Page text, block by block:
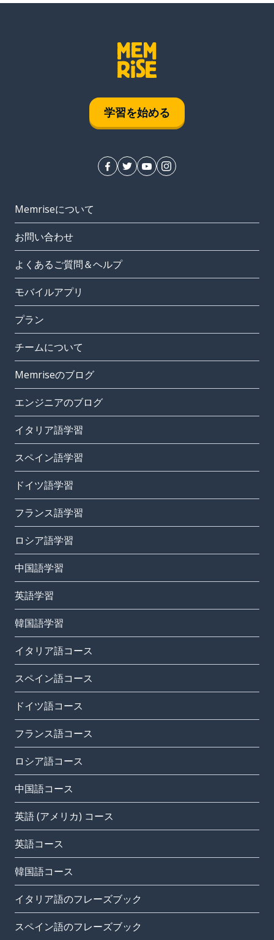
学習を始める
Memriseについて
お問い合わせ
よくあるご質問＆ヘルプ
モバイルアプリ
プラン
チームについて
Memriseのブログ
エンジニアのブログ
イタリア語学習
スペイン語学習
ドイツ語学習
フランス語学習
ロシア語学習
中国語学習
英語学習
韓国語学習
イタリア語コース
スペイン語コース
ドイツ語コース
フランス語コース
ロシア語コース
中国語コース
英語 (アメリカ) コース
英語コース
韓国語コース
イタリア語のフレーズブック
スペイン語のフレーズブック